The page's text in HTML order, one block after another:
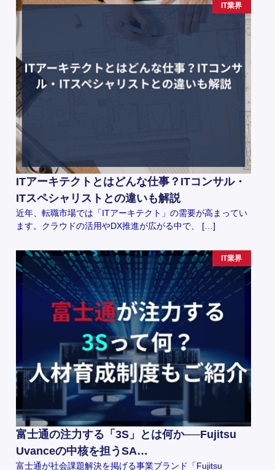
IT業界
ITアーキテクトとはどんな仕事？ITコンサル・
ITスペシャリストとの違いも解説
近年、転職市場では「ITアーキテクト」の需要が高まってい
ます。クラウドの活用やDX推進が広がる中で、 […]
IT業界
富士通の注力する「3S」とは何か──Fujitsu
Uvanceの中核を担うSA…
富士通が社会課題解決を掲げる事業ブランド「Fujitsu